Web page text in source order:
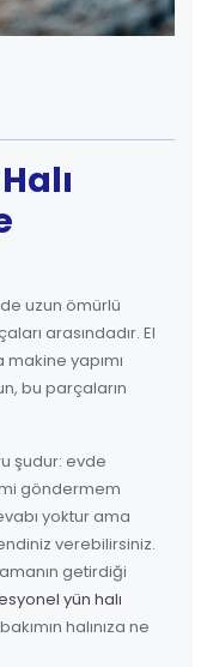
uzun ömürlü
arasındadır. El
makine yapımı
bu parçaların
şudur: evde
göndermem
yoktur ama
verebilirsiniz.
getirdiği
yün halı
halınıza ne